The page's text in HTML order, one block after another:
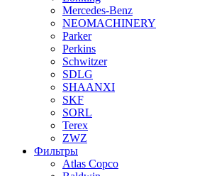
Mercedes-Benz
NEOMACHINERY
Parker
Perkins
Schwitzer
SDLG
SHAANXI
SKF
SORL
Terex
ZWZ
Фильтры
Atlas Copco